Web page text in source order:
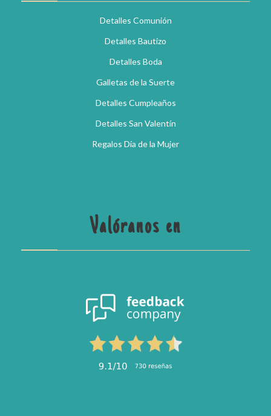
Detalles Comunión
Detalles Bautizo
Detalles Boda
Galletas de la Suerte
Detalles Cumpleaños
Detalles San Valentín
Regalos Día de la Mujer
Valóranos en